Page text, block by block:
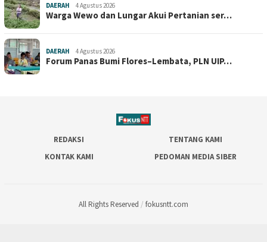
DAERAH 4 Agustus 2026
Warga Wewo dan Lungar Akui Pertanian ser…
DAERAH 4 Agustus 2026
Forum Panas Bumi Flores–Lembata, PLN UIP…
REDAKSI
TENTANG KAMI
KONTAK KAMI
PEDOMAN MEDIA SIBER
All Rights Reserved / fokusntt.com